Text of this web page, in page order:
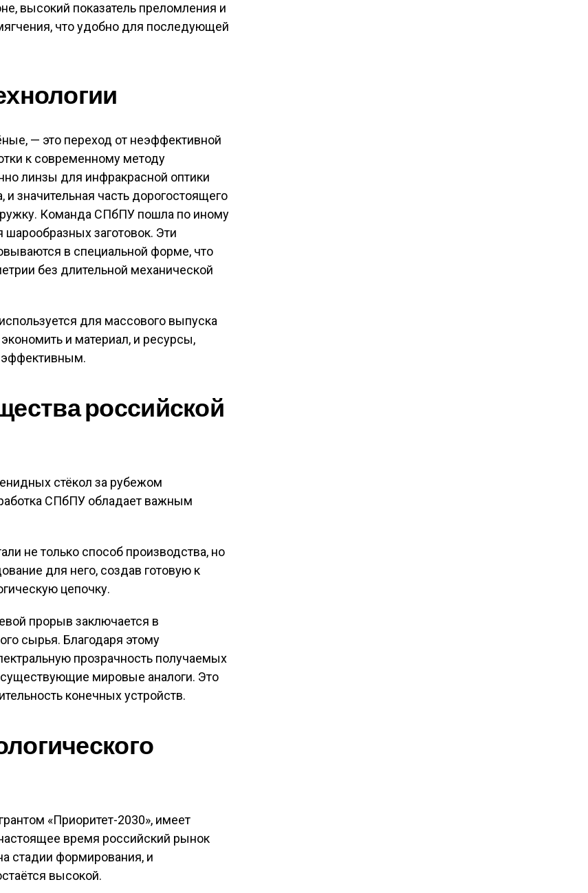
высокий показатель преломления и
что удобно для последующей
— это переход от неэффективной
к современному методу
линзы для инфракрасной оптики
и значительная часть дорогостоящего
. Команда СПбПУ пошла по иному
шарообразных заготовок. Эти
в специальной форме, что
без длительной механической
для массового выпуска
и материал, и ресурсы,
эффективным.
российской
стёкол за рубежом
СПбПУ обладает важным
не только способ производства, но
для него, создав готовую к
цепочку.
прорыв заключается в
сырья. Благодаря этому
прозрачность получаемых
существующие мировые аналоги. Это
конечных устройств.
«Приоритет-2030», имеет
время российский рынок
стадии формирования, и
высокой.